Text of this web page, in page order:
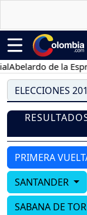
de la
ELECCIONES
PRIMERA
SANTANDER
SABANA DE